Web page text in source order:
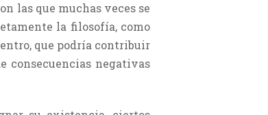
las que muchas veces se
la filosofía, como
que podría contri­buir
consecuencias negativas